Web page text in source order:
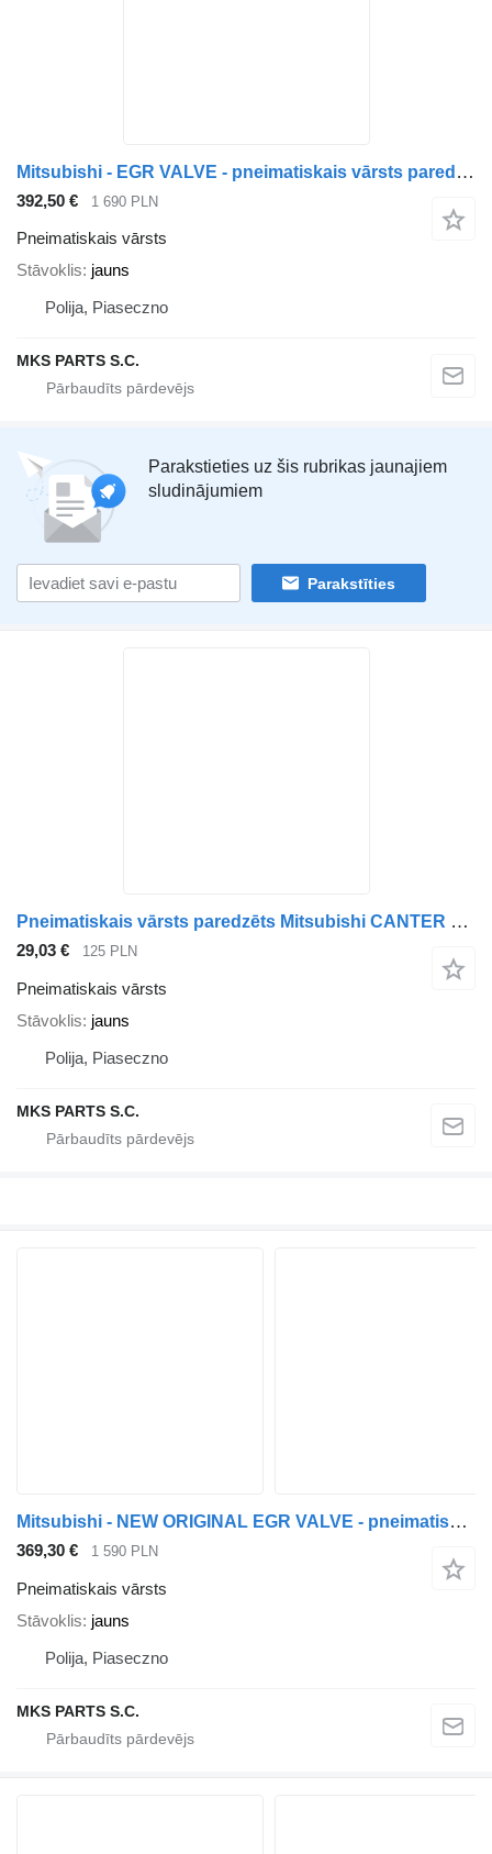
Mitsubishi - EGR VALVE - pneimatiskais vārsts paredzēts Mitsubishi CANTER FUSO 3.0 kravas automašīnas
392,50 € 1 690 PLN
Pneimatiskais vārsts
Stāvoklis jauns
Polija, Piaseczno
MKS PARTS S.C.
Parakstieties uz šis rubrikas jaunajiem
sludinājumiem
Parakstīties
Pneimatiskais vārsts paredzēts Mitsubishi CANTER kravas automašīnas
29,03 € 125 PLN
Pneimatiskais vārsts
Stāvoklis jauns
Polija, Piaseczno
MKS PARTS S.C.
Mitsubishi - NEW ORIGINAL EGR VALVE - pneimatiskais vārsts paredzēts Mitsubishi CANTER FUSO 3.0 - ZAWÓR EGR kravas automašīnas
369,30 € 1 590 PLN
Pneimatiskais vārsts
Stāvoklis jauns
Polija, Piaseczno
MKS PARTS S.C.